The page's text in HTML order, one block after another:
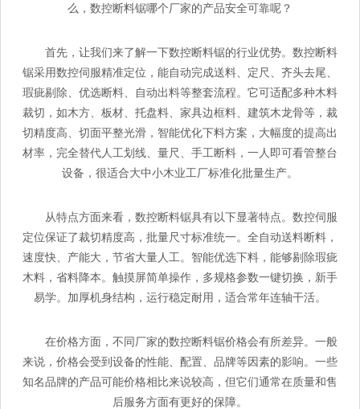
么，数控断料锯哪个厂家的产品安全可靠呢？
首先，让我们来了解一下数控断料锯的行业优势。数控断料
锯采用数控伺服精准定位，能自动完成送料、定尺、齐头去尾、
瑕疵剔除、优选断料、自动出料等整套流程。它可适配多种木料
裁切，如木方、板材、托盘料、家具边框料、建筑木龙骨等，裁
切精度高、切面平整光滑，智能优化下料方案，大幅度的提高出
材率，完全替代人工划线、量尺、手工断料，一人即可看管整台
设备，很适合大中小木业工厂标准化批量生产。
从特点方面来看，数控断料锯具有以下显著特点。数控伺服
定位保证了裁切精度高，批量尺寸标准统一。全自动送料断料，
速度快、产能大，节省大量人工。智能优选下料，能够剔除瑕疵
木料，省料降本。触摸屏简单操作，多规格参数一键切换，新手
易学。加厚机身结构，运行稳定耐用，适合常年连轴干活。
在价格方面，不同厂家的数控断料锯价格会有所差异。一般
来说，价格会受到设备的性能、配置、品牌等因素的影响。一些
知名品牌的产品可能价格相比来说较高，但它们通常在质量和售
后服务方面有更好的保障。